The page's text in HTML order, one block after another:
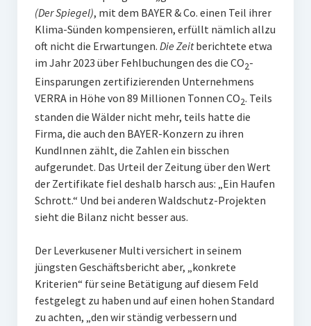
(Der Spiegel), mit dem BAYER & Co. einen Teil ihrer
Klima-Sünden kompensieren, erfüllt nämlich allzu
oft nicht die Erwartungen. Die Zeitberichtete etwa
im Jahr 2023 über Fehlbuchungen des die CO2-
Einsparungen zertifizierenden Unternehmens
VERRA in Höhe von 89 Millionen Tonnen CO2. Teils
standen die Wälder nicht mehr, teils hatte die
Firma, die auch den BAYER-Konzern zu ihren
KundInnen zählt, die Zahlen ein bisschen
aufgerundet. Das Urteil der Zeitung über den Wert
der Zertifikate fiel deshalb harsch aus: „Ein Haufen
Schrott.“ Und bei anderen Waldschutz-Projekten
sieht die Bilanz nicht besser aus.
Der Leverkusener Multi versichert in seinem
jüngsten Geschäftsbericht aber, „konkrete
Kriterien“ für seine Betätigung auf diesem Feld
festgelegt zu haben und auf einen hohen Standard
zu achten, „den wir ständig verbessern und